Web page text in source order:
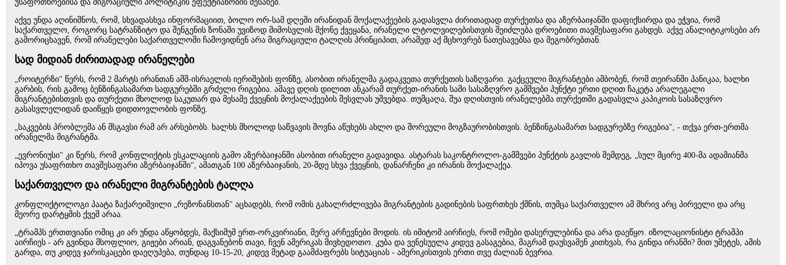
უსაფრთხოებისა და მიგრაციული პოლიტიკის ეფექტიანობის შესახებ.
აქვე უნდა აღინიშნოს, რომ, სხვადასხვა ინფორმაციით, ბოლო ორ-სამ დღეში ირანიდან მოქალაქეების გადასვლა ძირითადად თურქეთსა და აზერბაიჯანში დაფიქსირდა და ეჭვია, რომ
საქართველო, როგორც სატრანზიტო და შენგენის ზონაში უვიზოდ მიმოსვლის მქონე ქვეყანა, ირანელი ლტოლვილებისთვის შეიძლება დროებითი თავშესაფარი გახდეს. აქვე ანალიტიკოსები არ
გამორიცხავენ, რომ ირანელები საქართველოში ჩამოვიდნენ არა მიგრაციული ტალღის პრინციპით, არამედ აქ მცხოვრებ ნათესავებსა და მეგობრებთან.
სად მიდიან ძირითადად ირანელები
„როიტერზი" წერს, რომ 2 მარტს ირანთან აშშ-ისრაელის იერიშების ფონზე, ასობით ირანელმა გადაკვეთა თურქეთის საზღვარი. გაქცეული მიგრანტები ამბობენ, რომ თეირანში პანიკაა, ხალხი
გარბის, რის გამოც ბენზინგასამართ სადგურებში გრძელი რიგებია. ამავე დღის დილით ანკარამ თურქეთ-ირანის სამი სასაზღვრო გამშვები პუნქტი ერთი დღით ჩაკეტა არალეგალი
მიგრანტებისთვის და თურქეთი მხოლოდ საკუთარ და მესამე ქვეყნის მოქალაქეების შესვლას უშვებდა. თუმცაღა, შუა დღისთვის ირანელებმა თურქეთში გადასვლა კაპიკოის სასაზღვრო
გასასვლელიდან დაიწყეს დიდთოვლობის ფონზე.
„საკვების პრობლემა ან მსგავსი რამ არ არსებობს. ხალხს მხოლოდ საწვავის შოვნა აწუხებს ახლო და შორეული მოგზაურობისთვის. ბენზინგასამართ სადგურებზე რიგებია", - თქვა ერთ-ერთმა
ირანელმა მიგრანტმა.
„ევრონიუსი" კი წერს, რომ კონფლიქტის ესკალაციის გამო აზერბაიჯანში ასობით ირანელი გადავიდა. ასტარას საკონტროლო-გამშვები პუნქტის გავლის შემდეგ, „სულ მცირე 400-მა ადამიანმა
იპოვა უსაფრთხო თავშესაფარი აზერბაიჯანში", ამათგან 100 აზერბაიჯანის, 20-მდე სხვა ქვეყნის, დანარჩენი კი ირანის მოქალაქეა.
საქართველო და ირანელი მიგრანტების ტალღა
კონფლიქტოლოგი პაატა ზაქარეიშვილი „რეზონანსთან" აცხადებს, რომ ომის გახალრძლივება მიგრანტების გადინების საფრთხეს ქმნის, თუმცა საქართველო ამ მხრივ არც პირველი და არც
მეორე დარტყმის ქვეშ არაა.
„ტრამპს ერთთვიანი ომიც კი არ უნდა აწყობდეს, მაქსიმუმ ერთ-ორკვირიანი, მერე არჩევნები მოდის. ის იმიტომ აირჩიეს, რომ ომები დასერულებინა და არა დაეწყო. იზოლაციონისტი ტრამპი
აირჩიეს - არ გვინდა მსოფლიო, გიჟები არიან, დაგვანებონ თავი, ჩვენ ამერიკას მივხედოთო. კუბა და ვენესუელა კიდევ გასაგებია, მაგრამ დაუსვამენ კითხვას, რა გინდა ირანში? მით უმეტეს, ამის
გარდა, თუ კიდევ ჯარისკაცები დაეღუპება, თუნდაც 10-15-20, კიდევ მეტად გაამძაფრებს სიტუაციას - ამერიკისთვის ერთი თვე ძალიან ბევრია.